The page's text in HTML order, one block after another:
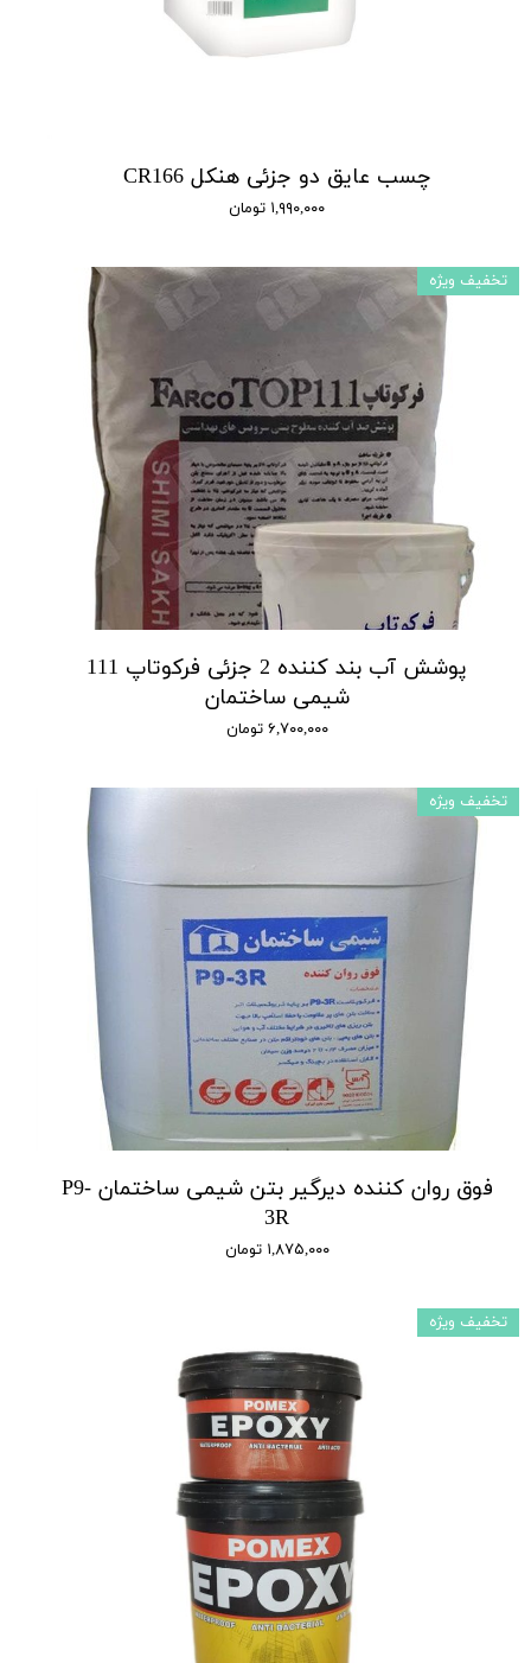
چسب عایق دو جزئی هنکل CR166
۱,۹۹۰,۰۰۰ تومان
پوشش آب بند کننده 2 جزئی فرکوتاپ 111
شیمی ساختمان
۶,۷۰۰,۰۰۰ تومان
تخفیف ویژه
فوق روان کننده دیرگیر بتن شیمی ساختمان P9-
3R
۱,۸۷۵,۰۰۰ تومان
تخفیف ویژه
تخفیف ویژه